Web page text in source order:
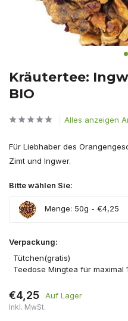
Kräutertee:
BIO
Alles anzeigen
Für Liebhaber des
Zimt und Ingwer.
Bitte wählen Sie:
Menge: 50g - €4,25
Verpackung:
Tütchen(gratis)
Teedose Mingtea für maximal
€4,25 Auf Lager
Inkl. MwSt.